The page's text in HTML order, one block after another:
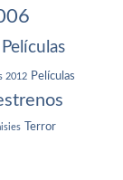
Películas
2012 Películas
Terror